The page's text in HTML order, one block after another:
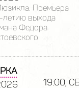
Премьера
летию выхода
Федора
19:00,